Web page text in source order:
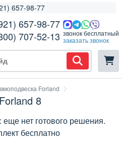
657-98-77
657-98-77
707-52-13 звонок бесплатный
заказать звонок
Forland
8
нет готового решения.
бесплатно